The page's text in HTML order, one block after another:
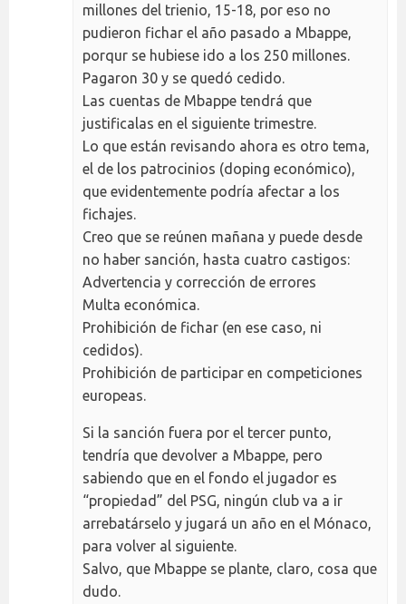
millones del trienio, 15-18, por eso no
pudieron fichar el año pasado a Mbappe,
porqur se hubiese ido a los 250 millones.
Pagaron 30 y se quedó cedido.
Las cuentas de Mbappe tendrá que
justificalas en el siguiente trimestre.
Lo que están revisando ahora es otro tema,
el de los patrocinios (doping económico),
que evidentemente podría afectar a los
fichajes.
Creo que se reúnen mañana y puede desde
no haber sanción, hasta cuatro castigos:
Advertencia y corrección de errores
Multa económica.
Prohibición de fichar (en ese caso, ni
cedidos).
Prohibición de participar en competiciones
europeas.
Si la sanción fuera por el tercer punto,
tendría que devolver a Mbappe, pero
sabiendo que en el fondo el jugador es
“propiedad” del PSG, ningún club va a ir
arrebatárselo y jugará un año en el Mónaco,
para volver al siguiente.
Salvo, que Mbappe se plante, claro, cosa que
dudo.